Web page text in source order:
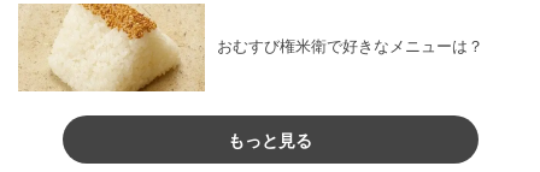
おむすび権米衛で好きなメニューは？
もっと見る